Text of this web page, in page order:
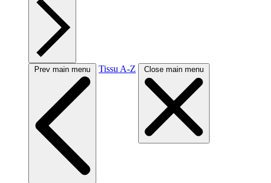
Prev main menu Tissu A-Z Close main menu